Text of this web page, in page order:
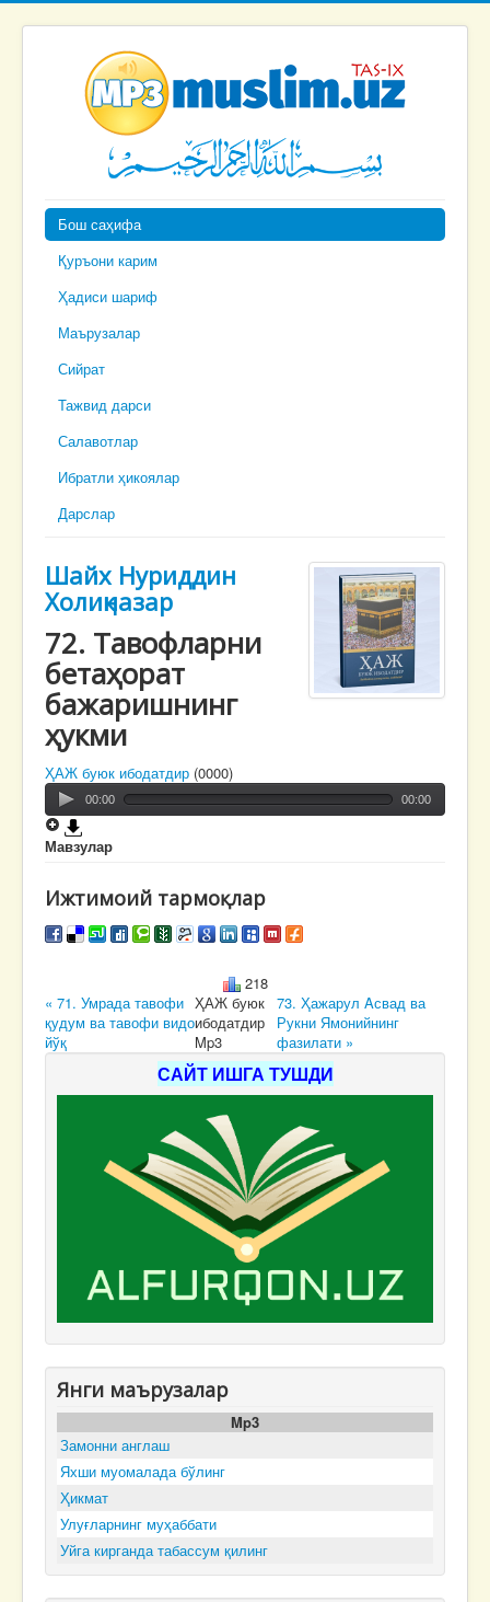
Бош саҳифа
Қуръони карим
Ҳадиси шариф
Маърузалар
Сийрат
Тажвид дарси
Салавотлар
Ибратли ҳикоялар
Дарслар
Шайх Нуриддин
Холиқназар
72. Тавофларни
бетаҳорат
бажаришнинг
ҳукми
ҲАЖ буюк ибодатдир (0000)
00:00 00:00
Мавзулар
Ижтимоий тармоқлар
218
« 71. Умрада тавофи
қудум ва тавофи видо
йўқ
ҲАЖ буюк
ибодатдир
Mp3
73. Ҳажарул Aсвад ва
Рукни Ямонийнинг
фазилати »
САЙТ ИШГА ТУШДИ
Янги маърузалар
Mp3
Замонни англаш
Яхши муомалада бўлинг
Ҳикмат
Улуғларнинг муҳаббати
Уйга кирганда табассум қилинг